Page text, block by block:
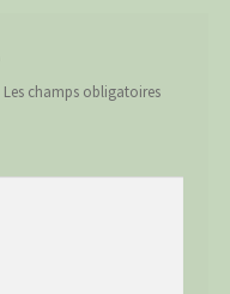
Les champs obligatoires